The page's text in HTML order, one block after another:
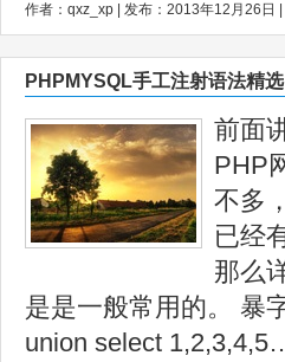
作者：qxz_xp | 发布：2013年12月26日 |
PHPMYSQL手工注射语法精选
前面
PHP
不多
已经
那么
是是一般常用的。 暴
union select